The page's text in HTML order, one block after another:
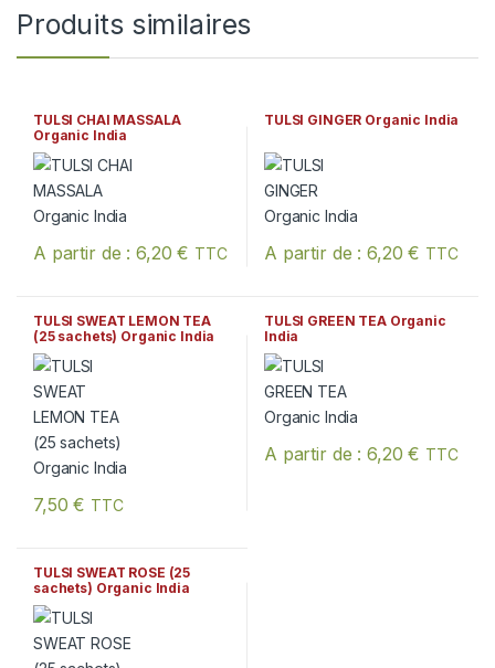
Produits similaires
TULSI CHAI MASSALA
Organic India
A partir de :6,20€ TTC
TULSI GINGER Organic India
A partir de :6,20€ TTC
TULSI SWEAT LEMON TEA
(25 sachets) Organic India
7,50€ TTC
TULSI GREEN TEA Organic
India
A partir de :6,20€ TTC
TULSI SWEAT ROSE (25
sachets) Organic India